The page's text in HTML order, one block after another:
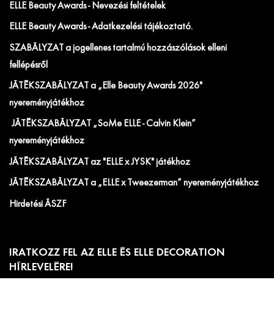
ELLE Beauty Awards - Nevezési feltételek
ELLE Beauty Awards - Adatkezelési tájékoztató.
SZABÁLYZAT a jogellenes tartalmú hozzászólások elleni
fellépésről
JÁTÉKSZABÁLYZAT a „Elle Beauty Awards 2026"
nyereményjátékhoz
JÁTÉKSZABÁLYZAT „SoMe ELLE - Calvin Klein”
nyereményjátékhoz
JÁTÉKSZABÁLYZAT az "ELLE x JYSK" játékhoz
JÁTÉKSZABÁLYZAT a „ELLE x Tweezerman” nyereményjátékhoz
Hirdetési ÁSZF
IRATKOZZ FEL AZ ELLE ÉS ELLE DECORATION
HÍRLEVELÉRE!